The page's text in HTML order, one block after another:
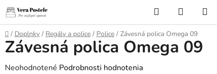
Prejsť
na
obsah
Hľadať
KOŠÍK
Domov
/ Doplnky / Regály a police / Police / Závesná polica Omega 09
Závesná polica Omega 09
Priemerné
Neohodnotené Podrobnosti hodnotenia